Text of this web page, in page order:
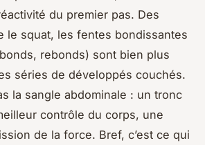
du premier pas. Des
le squat, les fentes bondissantes
rebonds) sont bien plus
séries de développés couchés.
la sangle abdominale : un tronc
contrôle du corps, une
de la force. Bref, c’est ce qui